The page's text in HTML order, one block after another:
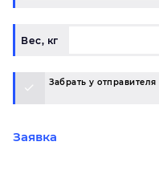
Вес, кг
Забрать у отправителя
Заявка